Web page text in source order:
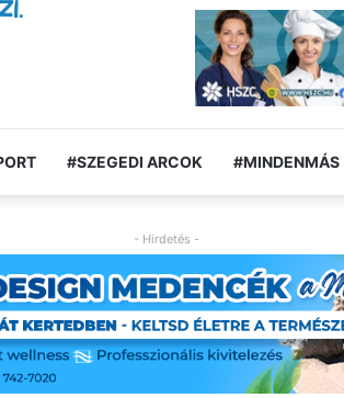
#SZEGEDI ARCOK #MINDENMÁS
- Hirdetés -